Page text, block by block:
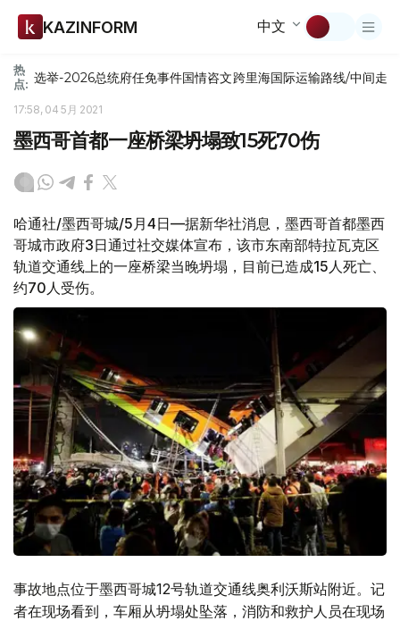
KAZINFORM 中文
热
点: 选举-2026总统府任免事件国情咨文跨里海国际运输路线/中间走廊
17:58, 04 5月 2021
墨西哥首都一座桥梁坍塌致15死70伤
哈通社/墨西哥城/5月4日—据新华社消息，墨西哥首都墨西
哥城市政府3日通过社交媒体宣布，该市东南部特拉瓦克区
轨道交通线上的一座桥梁当晚坍塌，目前已造成15人死亡、
约70人受伤。
事故地点位于墨西哥城12号轨道交通线奥利沃斯站附近。记
者在现场看到，车厢从坍塌处坠落，消防和救护人员在现场